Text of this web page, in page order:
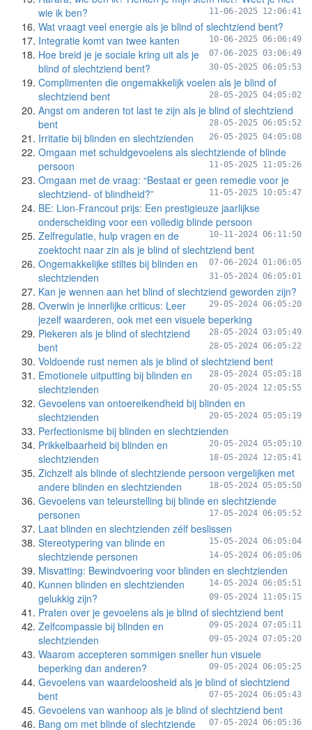
wie ik ben?
11-06-2025 12:06:41
Wat vraagt veel energie als je blind of slechtziend bent?
10-06-2025 06:06:49
Integratie komt van twee kanten
07-06-2025 03:06:49
Hoe breid je je sociale kring uit als je
blind of slechtziend bent?
30-05-2025 06:05:53
Complimenten die ongemakkelijk voelen als je blind of
slechtziend bent
28-05-2025 04:05:02
Angst om anderen tot last te zijn als je blind of slechtziend
bent
28-05-2025 06:05:52
Irritatie bij blinden en slechtzienden 26-05-2025 04:05:08
Omgaan met schuldgevoelens als slechtziende of blinde
persoon
11-05-2025 11:05:26
Omgaan met de vraag: “Bestaat er geen remedie voor je
slechtziend- of blindheid?”
11-05-2025 10:05:47
BE: Lion-Francout prijs: Een prestigieuze jaarlijkse
onderscheiding voor een volledig blinde persoon
10-11-2024 06:11:50
Zelfregulatie, hulp vragen en de
zoektocht naar zin als je blind of slechtziend bent
07-06-2024 01:06:05
Ongemakkelijke stiltes bij blinden en
slechtzienden
31-05-2024 06:05:01
Kan je wennen aan het blind of slechtziend geworden zijn?
29-05-2024 06:05:20
Overwin je innerlijke criticus: Leer
jezelf waarderen, ook met een visuele beperking
28-05-2024 03:05:49
Piekeren als je blind of slechtziend
bent
28-05-2024 06:05:22
Voldoende rust nemen als je blind of slechtziend bent
28-05-2024 05:05:18
Emotionele uitputting bij blinden en
slechtzienden
20-05-2024 12:05:55
Gevoelens van ontoereikendheid bij blinden en
slechtzienden
20-05-2024 05:05:19
Perfectionisme bij blinden en slechtzienden
20-05-2024 05:05:10
Prikkelbaarheid bij blinden en
slechtzienden
18-05-2024 12:05:41
Zichzelf als blinde of slechtziende persoon vergelijken met
andere blinden en slechtzienden
18-05-2024 05:05:50
Gevoelens van teleurstelling bij blinde en slechtziende
personen
17-05-2024 06:05:52
Laat blinden en slechtzienden zélf beslissen
15-05-2024 06:05:04
Stereotypering van blinde en
slechtziende personen
14-05-2024 06:05:06
Misvatting: Bewindvoering voor blinden en slechtzienden
14-05-2024 06:05:51
Kunnen blinden en slechtzienden
gelukkig zijn?
09-05-2024 11:05:15
Praten over je gevoelens als je blind of slechtziend bent
09-05-2024 07:05:11
Zelfcompassie bij blinden en
slechtzienden
09-05-2024 07:05:20
Waarom accepteren sommigen sneller hun visuele
beperking dan anderen?
09-05-2024 06:05:25
Gevoelens van waardeloosheid als je blind of slechtziend
bent
07-05-2024 06:05:43
Gevoelens van wanhoop als je blind of slechtziend bent
07-05-2024 06:05:36
Bang om met blinde of slechtziende